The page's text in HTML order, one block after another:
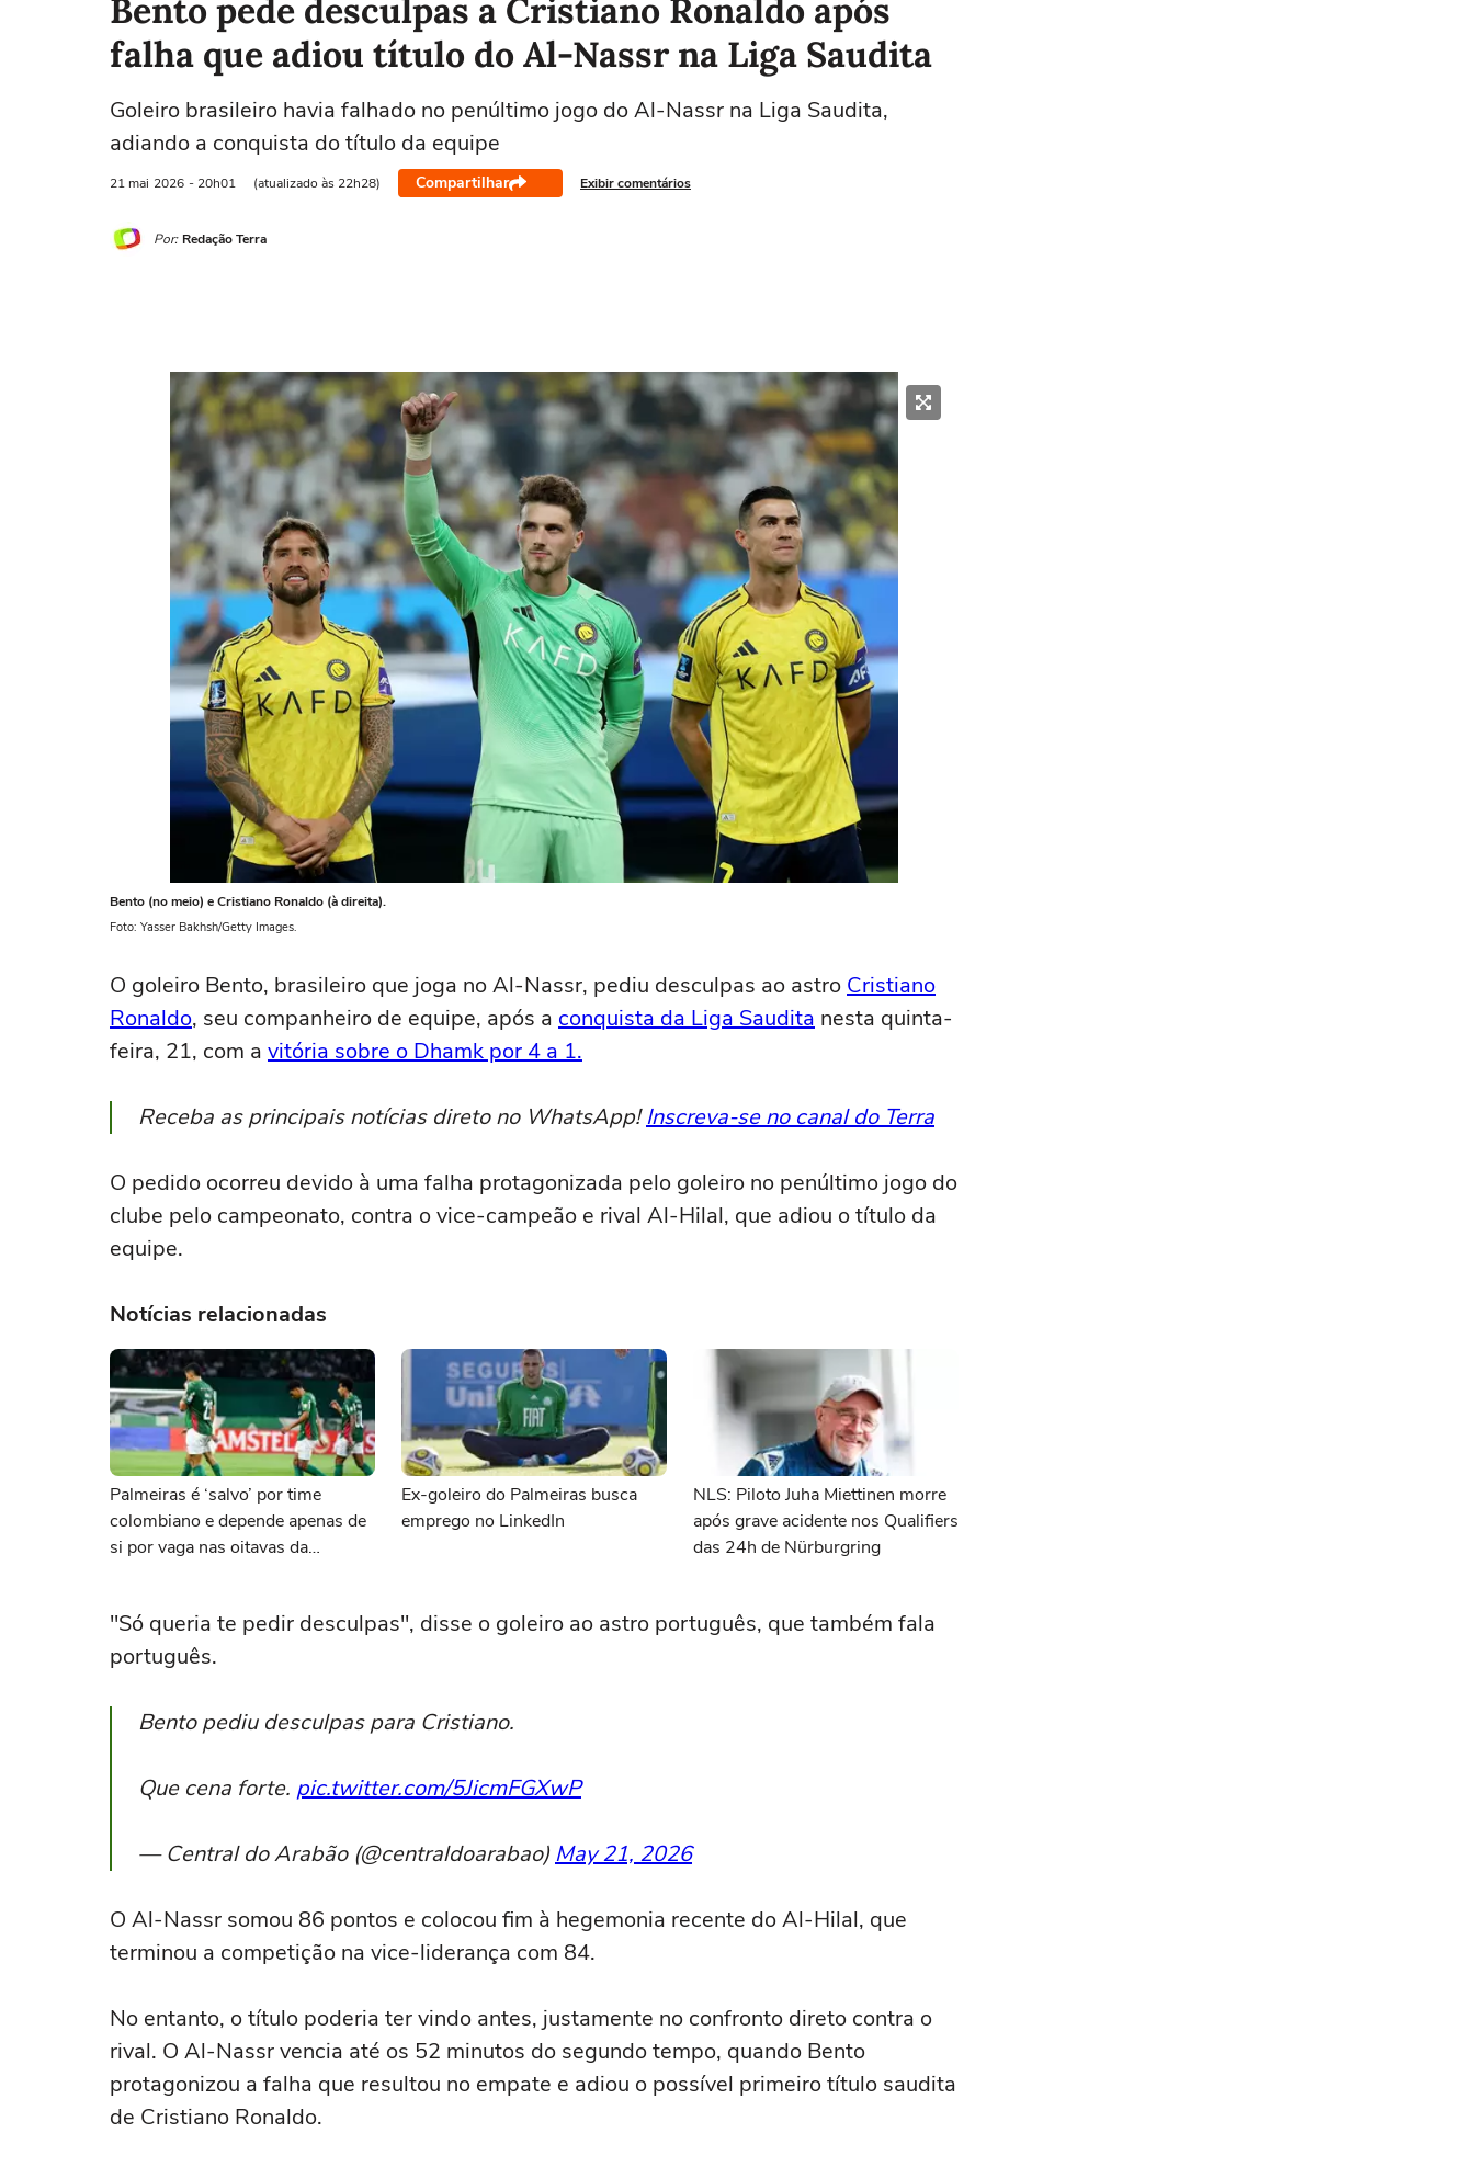
Bento pede desculpas a Cristiano Ronaldo após
falha que adiou título do Al-Nassr na Liga Saudita
Goleiro brasileiro havia falhado no penúltimo jogo do Al-Nassr na Liga Saudita,
adiando a conquista do título da equipe
21 mai 2026 - 20h01 (atualizado às 22h28) Compartilhar Exibir comentários
Por: Redação Terra
Bento (no meio) e Cristiano Ronaldo (à direita).
Foto: Yasser Bakhsh/Getty Images.
O goleiro Bento, brasileiro que joga no Al-Nassr, pediu desculpas ao astro Cristiano
Ronaldo, seu companheiro de equipe, após a conquista da Liga Saudita nesta quinta-
feira, 21, com a vitória sobre o Dhamk por 4 a 1.
Receba as principais notícias direto no WhatsApp!Inscreva-se no canal do Terra
O pedido ocorreu devido à uma falha protagonizada pelo goleiro no penúltimo jogo do
clube pelo campeonato, contra o vice-campeão e rival Al-Hilal, que adiou o título da
equipe.
Notícias relacionadas
Palmeiras é ‘salvo’ por time
colombiano e depende apenas de
si por vaga nas oitavas da
Ex-goleiro do Palmeiras busca
emprego no LinkedIn
NLS: Piloto Juha Miettinen morre
após grave acidente nos Qualifiers
das 24h de Nürburgring
"Só queria te pedir desculpas", disse o goleiro ao astro português, que também fala
português.
Bento pediu desculpas para Cristiano.
Que cena forte. pic.twitter.com/5JicmFGXwP
— Central do Arabão (@centraldoarabao) May 21, 2026
O Al-Nassr somou 86 pontos e colocou fim à hegemonia recente do Al-Hilal, que
terminou a competição na vice-liderança com 84.
No entanto, o título poderia ter vindo antes, justamente no confronto direto contra o
rival. O Al-Nassr vencia até os 52 minutos do segundo tempo, quando Bento
protagonizou a falha que resultou no empate e adiou o possível primeiro título saudita
de Cristiano Ronaldo.